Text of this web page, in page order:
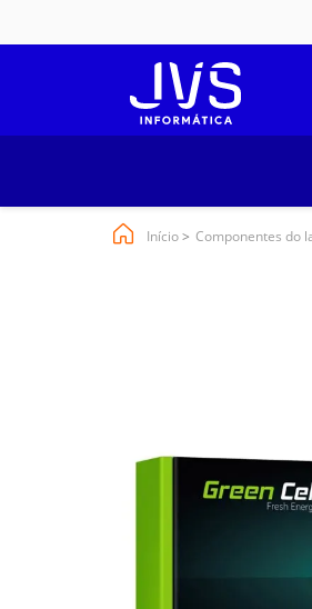
Início Componentes do